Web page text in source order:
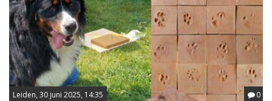
Leiden, 30 juni 2025, 14:35 0